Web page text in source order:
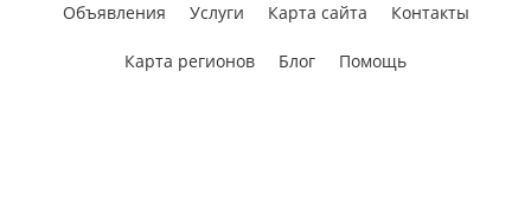
Объявления Услуги Карта сайта Контакты
Карта регионов Блог Помощь